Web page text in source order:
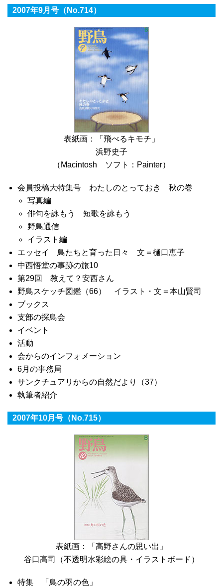
2007年9月号（No.714）
表紙画：「飛べるキモチ」
浜野史子
（Macintosh ソフト：Painter）
会員投稿大特集号 わたしのとっておき 秋の巻
写真編
俳句を詠もう 短歌を詠もう
野鳥通信
イラスト編
エッセイ 鳥たちと育った日々 文＝樋口恵子
中西悟堂の事跡の旅10
第29回 教えて？安西さん
野鳥スケッチ図鑑（66） イラスト・文＝本山賢司
ブックス
支部の探鳥会
イベント
活動
会からのインフォメーション
6月の事務局
サンクチュアリからの自然だより（37）
執筆者紹介
2007年10月号（No.715）
表紙画：「高野さんの思い出」
谷口高司（不透明水彩絵の具・イラストボード）
特集 「鳥の羽の色」